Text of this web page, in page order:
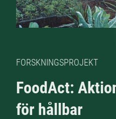
FORSKNINGSPROJEKT
FoodAct:
för hållbar